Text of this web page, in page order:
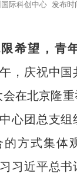
际科创中心 发布时
希望，青
，庆祝中
会在北京隆
心团总支组
方式集体
习近平总书